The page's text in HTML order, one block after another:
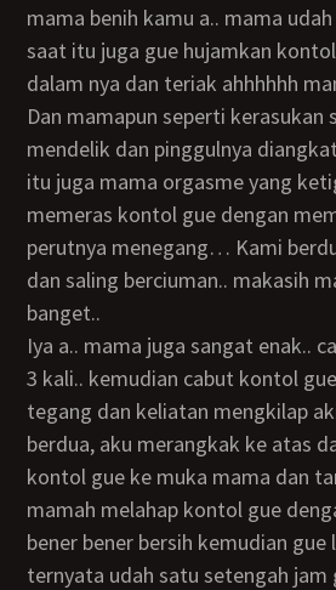
mama benih kamu a.. mama
saat itu juga gue hujamkan
dalam nya dan teriak ahhhhhh
Dan mamapun seperti kerasukan
mendelik dan pinggulnya
itu juga mama orgasme yang
memeras kontol gue dengan
perutnya menegang… Kami
dan saling berciuman.. makasih
banget..
Iya a.. mama juga sangat enak.. capek sampai keluar
3 kali.. kemudian cabut kontol
tegang dan keliatan mengkilap
berdua, aku merangkak ke atas
kontol gue ke muka mama dan
mamah melahap kontol gue
bener bener bersih kemudian
ternyata udah satu setengah jam